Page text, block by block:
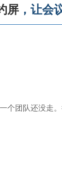
屏 ，让会
个团队还没走